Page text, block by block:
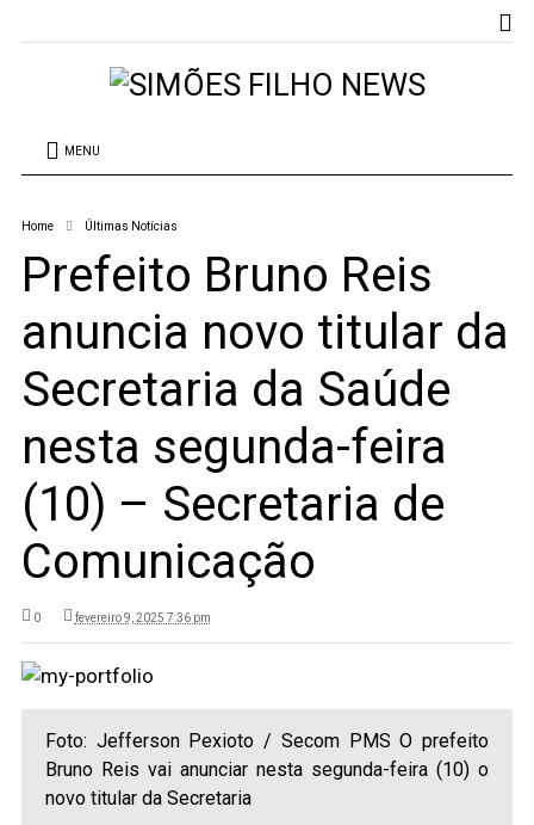
MENU
Home Últimas Notícias
Prefeito Bruno Reis
anuncia novo titular da
Secretaria da Saúde
nesta segunda-feira
(10) – Secretaria de
Comunicação
0 fevereiro 9, 2025 7:36 pm
Foto: Jefferson Pexioto / Secom PMS O prefeito
Bruno Reis vai anunciar nesta segunda-feira (10) o
novo titular da Secretaria